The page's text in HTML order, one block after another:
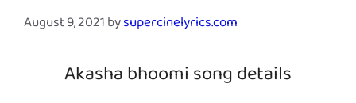
August 9, 2021bysupercinelyrics.com
Akasha bhoomi song details